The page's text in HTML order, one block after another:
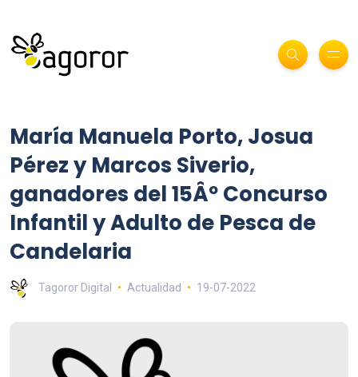
María Manuela Porto, Josua
Pérez y Marcos Siverio,
ganadores del 15Âº Concurso
Infantil y Adulto de Pesca de
Candelaria
Tagoror Digital Actualidad 19-07-2022